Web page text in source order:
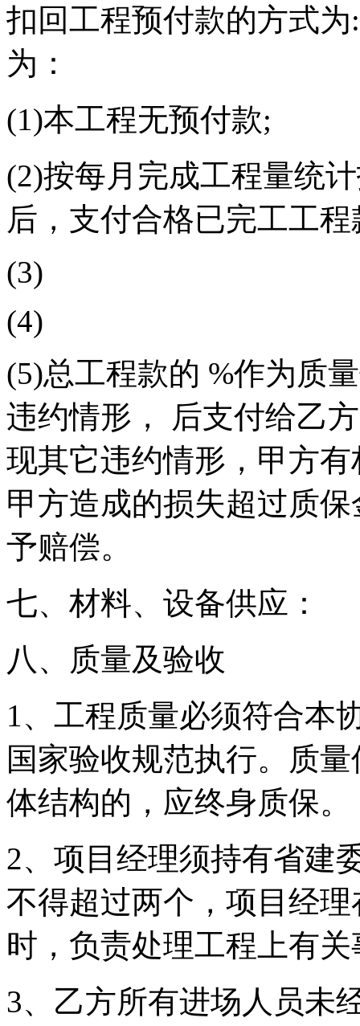
扣回工程预付款的方式
为：
(1)本工程无预付款;
(2)按每月完成工程量统
后，支付合格已完工工程
(3)
(4)
(5)总工程款的 %作为质
违约情形， 后支付给乙
现其它违约情形，甲方
甲方造成的损失超过质
予赔偿。
七、材料、设备供应：
八、质量及验收
1、工程质量必须符合本
国家验收规范执行。质
体结构的，应终身质保。
2、项目经理须持有省建
不得超过两个，项目经
时，负责处理工程上有关
3、乙方所有进场人员未